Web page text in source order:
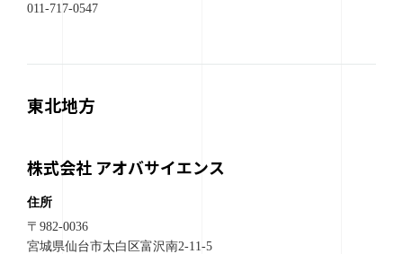
011-717-0547
東北地方
株式会社 アオバサイエンス
住所
〒982-0036
宮城県仙台市太白区富沢南2-11-5